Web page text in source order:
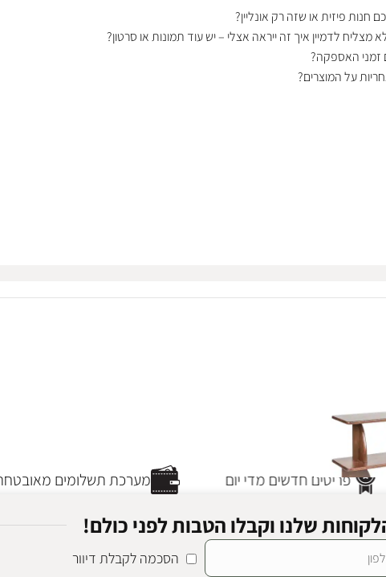
חנות פיזית או שזה רק אונליין?
מצליח לדמיין איך זה ייראה אצלי – יש עוד תמונות או סרטון?
האספקה?
על המוצרים?
מערכת תשלומים מאובטחת פריטים חדשים מדי יום
שלנו וקבלו הטבות לפני כולם!
הסכמה לקבלת דיוור